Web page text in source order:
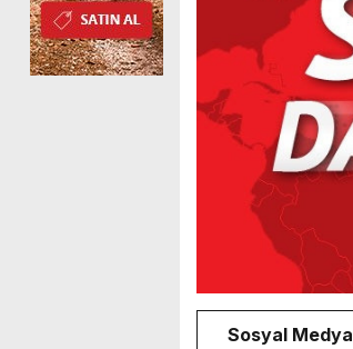
Sosyal Medya